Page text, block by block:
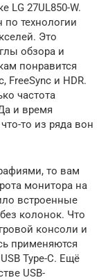
LG 27UL850-W.
по технологии
Это
обзора и
понравится
FreeSync и HDR.
частота
и время
то из ряда вон
то вам
монитора на
встроенные
колонок. Что
консоли и
применяются
Type-C. Ещё
USB-